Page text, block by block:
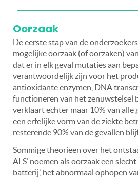
Oorzaak
De eerste stap van de
mogelijke oorzaak (of oorzaken)
dat er in elk geval mutaties aan
verantwoordelijk zijn voor het
antioxidante enzymen, DNA
functioneren van het zenuwstelsel
verklaart echter maar 10% van alle
een erfelijke vorm van de ziekte
resterende 90% van de gevallen
Sommige theorieën over het
ALS’ noemen als oorzaak een
batterij’, het abnormaal ophopen